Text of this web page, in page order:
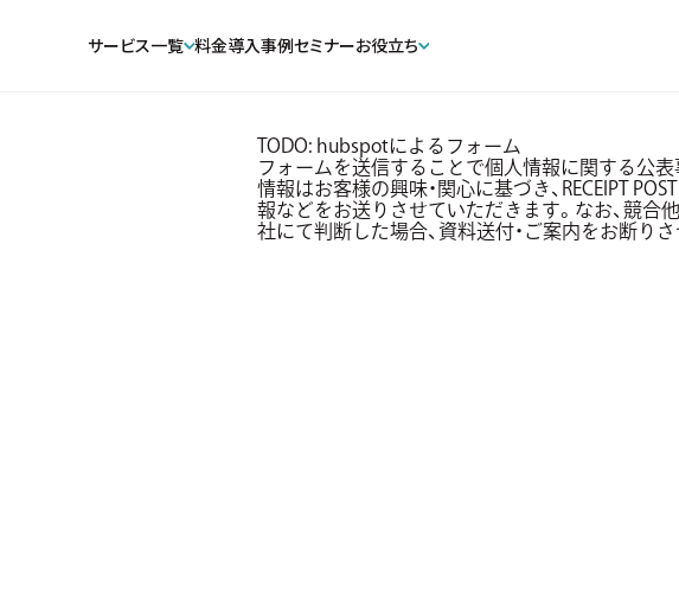
サービス一覧 料金導入事例セミナーお役立ち
TODO: hubspotによるフォーム
フォームを送信することで個人情報に関する公
情報はお客様の興味・関心に基づき、RECEIPT
報などをお送りさせていただきます。なお、競合
社にて判断した場合、資料送付・ご案内をお断り